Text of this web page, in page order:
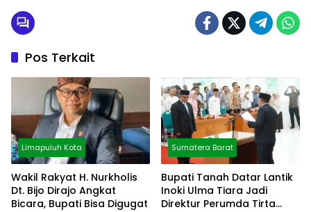
Pos Terkait
Limapuluh Kota
Wakil Rakyat H. Nurkholis
Dt. Bijo Dirajo Angkat
Bicara, Bupati Bisa Digugat
Sumatera Barat
Bupati Tanah Datar Lantik
Inoki Ulma Tiara Jadi
Direktur Perumda Tirta